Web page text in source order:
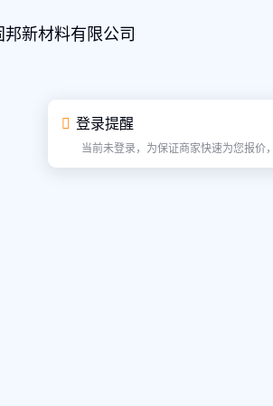
邦新材料有限公司
登录提醒
当前未登录，为保证商家快速为您报价